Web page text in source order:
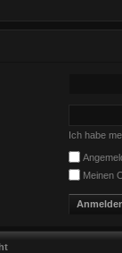
Ich habe
Meinen